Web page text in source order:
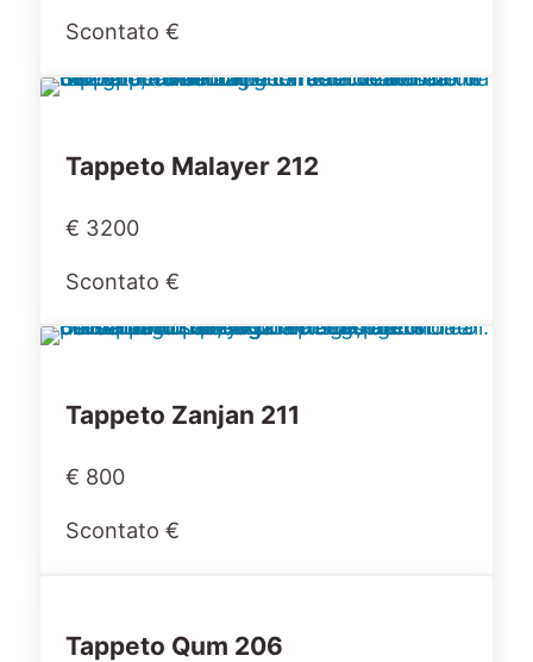
Scontato €
Tappeto Malayer 212
€ 3200
Scontato €
Tappeto Zanjan 211
€ 800
Scontato €
Tappeto Qum 206